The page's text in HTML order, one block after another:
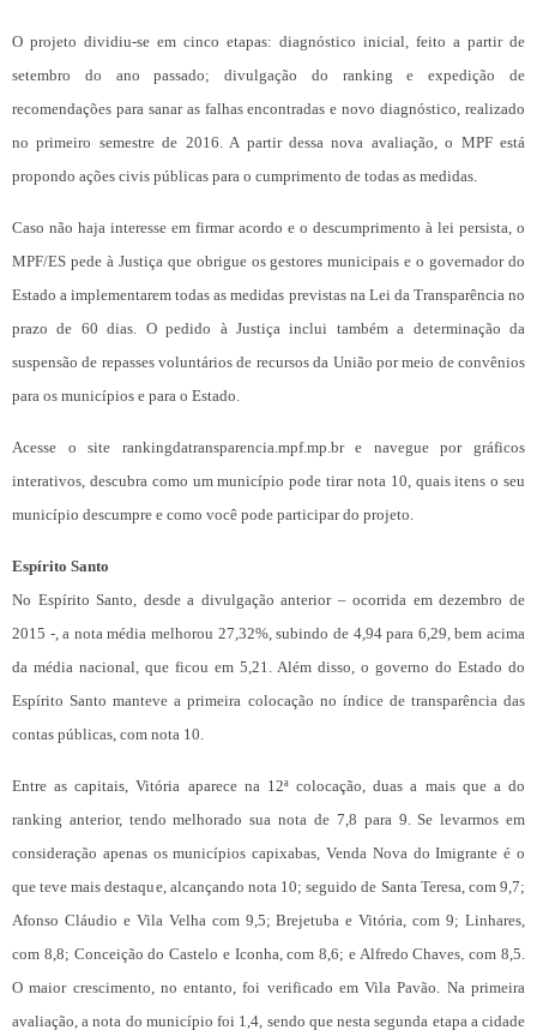
O projeto dividiu-se em cinco etapas: diagnóstico inicial, feito a partir de
setembro do ano passado; divulgação do ranking e expedição de
recomendações para sanar as falhas encontradas e novo diagnóstico, realizado
no primeiro semestre de 2016. A partir dessa nova avaliação, o MPF está
propondo ações civis públicas para o cumprimento de todas as medidas.
Caso não haja interesse em firmar acordo e o descumprimento à lei persista, o
MPF/ES pede à Justiça que obrigue os gestores municipais e o governador do
Estado a implementarem todas as medidas previstas na Lei da Transparência no
prazo de 60 dias. O pedido à Justiça inclui também a determinação da
suspensão de repasses voluntários de recursos da União por meio de convênios
para os municípios e para o Estado.
Acesse o site rankingdatransparencia.mpf.mp.br e navegue por gráficos
interativos, descubra como um município pode tirar nota 10, quais itens o seu
município descumpre e como você pode participar do projeto.
Espírito Santo
No Espírito Santo, desde a divulgação anterior – ocorrida em dezembro de
2015 -, a nota média melhorou 27,32%, subindo de 4,94 para 6,29, bem acima
da média nacional, que ficou em 5,21. Além disso, o governo do Estado do
Espírito Santo manteve a primeira colocação no índice de transparência das
contas públicas, com nota 10.
Entre as capitais, Vitória aparece na 12ª colocação, duas a mais que a do
ranking anterior, tendo melhorado sua nota de 7,8 para 9. Se levarmos em
consideração apenas os municípios capixabas, Venda Nova do Imigrante é o
que teve mais destaque, alcançando nota 10; seguido de Santa Teresa, com 9,7;
Afonso Cláudio e Vila Velha com 9,5; Brejetuba e Vitória, com 9; Linhares,
com 8,8; Conceição do Castelo e Iconha, com 8,6; e Alfredo Chaves, com 8,5.
O maior crescimento, no entanto, foi verificado em Vila Pavão. Na primeira
avaliação, a nota do município foi 1,4, sendo que nesta segunda etapa a cidade